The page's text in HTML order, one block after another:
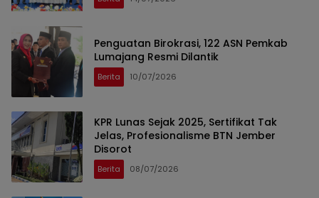
Penguatan Birokrasi, 122 ASN Pemkab
Lumajang Resmi Dilantik
Berita 10/07/2026
KPR Lunas Sejak 2025, Sertifikat Tak
Jelas, Profesionalisme BTN Jember
Disorot
Berita 08/07/2026